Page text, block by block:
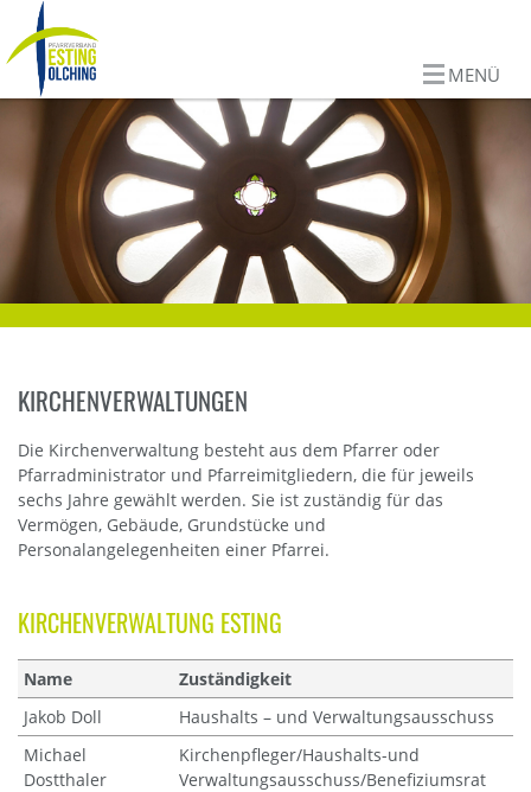
MENÜ
KIRCHENVERWALTUNGEN
Die Kirchenverwaltung besteht aus dem Pfarrer oder
Pfarradministrator und Pfarreimitgliedern, die für jeweils
sechs Jahre gewählt werden. Sie ist zuständig für das
Vermögen, Gebäude, Grundstücke und
Personalangelegenheiten einer Pfarrei.
KIRCHENVERWALTUNG ESTING
Name
Zuständigkeit
Jakob Doll
Haushalts – und Verwaltungsausschuss
Michael
Dostthaler
Kirchenpfleger/Haushalts-und
Verwaltungsausschuss/Benefiziumsrat